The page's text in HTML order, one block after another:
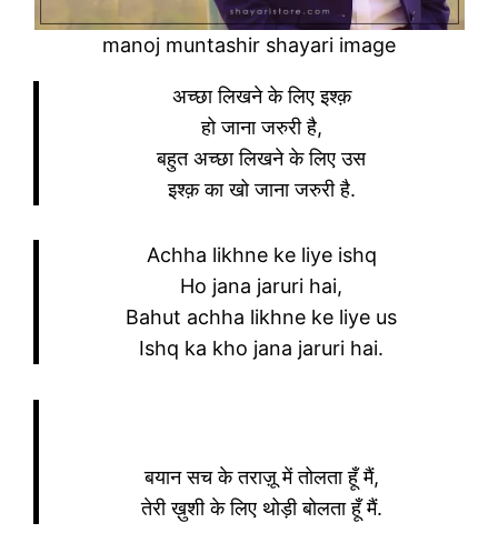
manoj muntashir shayari image
अच्छा लिखने के लिए इश्क़
हो जाना जरुरी है,
बहुत अच्छा लिखने के लिए उस
इश्क़ का खो जाना जरुरी है.
Achha likhne ke liye ishq
Ho jana jaruri hai,
Bahut achha likhne ke liye us
Ishq ka kho jana jaruri hai.
बयान सच के तराज़ू में तोलता हूँ मैं,
तेरी ख़ुशी के लिए थोड़ी बोलता हूँ मैं.